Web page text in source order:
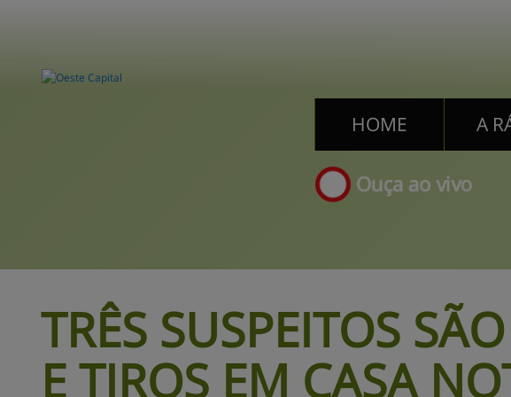
HOME A
Ouça ao vivo
TRÊS SUSPEITOS
E TIROS EM CASA